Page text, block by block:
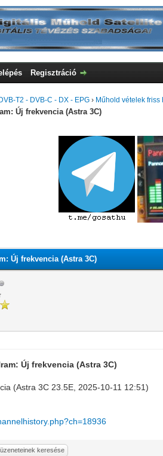
Regisztráció
T2 - DVB-C - DX - EPG › Műhold vételek friss
Új frekvencia (Astra 3C)
Új frekvencia (Astra 3C)
Új frekvencia (Astra 3C)
(Astra 3C 23.5E, 2025-10-11 12:51)
keresése